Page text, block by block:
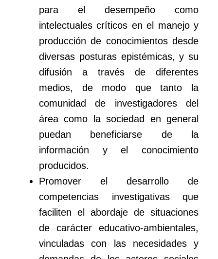
para el desempeño como
intelectuales críticos en el manejo y
producción de conocimientos desde
diversas posturas epistémicas, y su
difusión a través de diferentes
medios, de modo que tanto la
comunidad de investigadores del
área como la sociedad en general
puedan beneficiarse de la
información y el conocimiento
producidos.
Promover el desarrollo de
competencias investigativas que
faciliten el abordaje de situaciones
de carácter educativo-ambientales,
vinculadas con las necesidades y